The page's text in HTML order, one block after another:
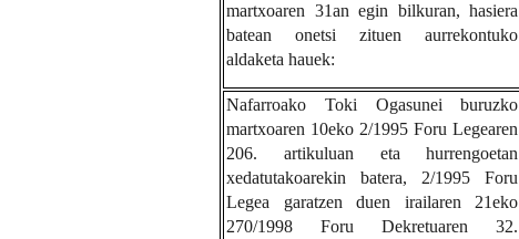
martxoaren 31an egin bilkuran, hasiera
batean onetsi zituen aurrekontuko
aldaketa hauek:
Nafarroako Toki Ogasunei buruzko
martxoaren 10eko 2/1995 Foru Legearen
206. artikuluan eta hurrengoetan
xedatutakoarekin batera, 2/1995 Foru
Legea garatzen duen irailaren 21eko
270/1998 Foru Dekretuaren 32.